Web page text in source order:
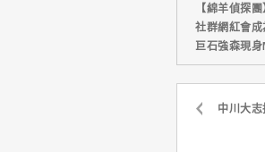
【綿羊偵探
社群網紅會成
巨石強森現
中川大